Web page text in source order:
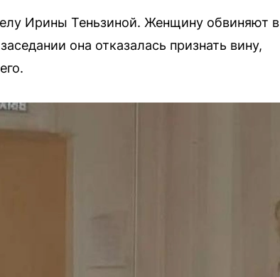
Ирины Теньзиной. Женщину обвиняют в
она отказалась признать вину,